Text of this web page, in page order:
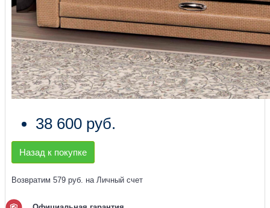
38 600 руб.
Назад к покупке
Возвратим 579 руб. на Личный счет